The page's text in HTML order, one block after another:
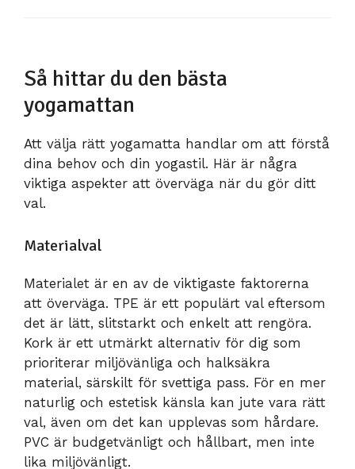
Så hittar du den bästa
yogamattan
Att välja rätt yogamatta handlar om att förstå
dina behov och din yogastil. Här är några
viktiga aspekter att överväga när du gör ditt
val.
Materialval
Materialet är en av de viktigaste faktorerna
att överväga. TPE är ett populärt val eftersom
det är lätt, slitstarkt och enkelt att rengöra.
Kork är ett utmärkt alternativ för dig som
prioriterar miljövänliga och halksäkra
material, särskilt för svettiga pass. För en mer
naturlig och estetisk känsla kan jute vara rätt
val, även om det kan upplevas som hårdare.
PVC är budgetvänligt och hållbart, men inte
lika miljövänligt.